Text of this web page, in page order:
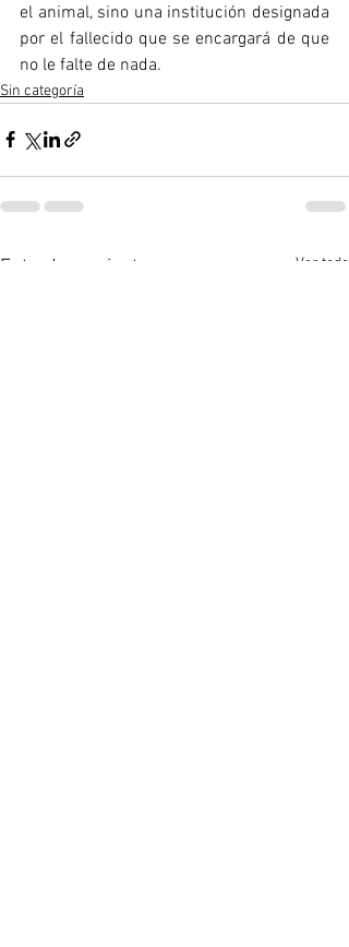
el animal, sino una institución designada
por el fallecido que se encargará de que
no le falte de nada.
Sin categoría
Entradas recientes Ver todo